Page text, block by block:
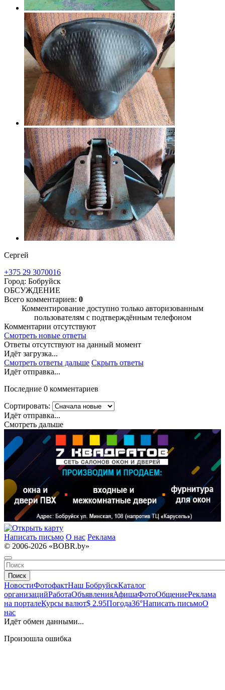
Сергей
+375 29 3070016
Город: Бобруйск
ОБСУЖДЕНИЕ
Всего комментариев: 0
Комментирование доступно только авторизованным
пользователям с подтверждённым телефоном
Комментарии отсутствуют
Смотреть новые ответы
Ответы отсутствуют на данный момент
Идёт загрузка...
Смотреть ответы дальше Скрыть ответы
Идёт отправка...
Последние 0 комментариев
Сортировать:
Идёт отправка...
Смотреть дальше
Написать письмо О нас Реклама
© 2006-2026 «BOBR.by»
Поиск
НовостиФотофактНаш БобруйскКаталог
организацийРаботаОбъявленияАфишаФотоОбщениеРеклама
на порталеКурсы валют$ 2.95Погода36°Написать письмоО
нас
Идёт обмен данными...
Произошла ошибка